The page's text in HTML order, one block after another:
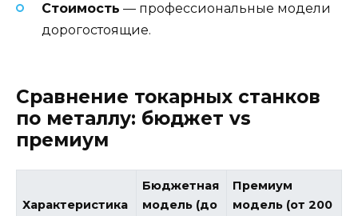
Стоимость — профессиональные модели
дорогостоящие.
Сравнение токарных станков
по металлу: бюджет vs
премиум
Характеристика
Бюджетная
модель (до
Премиум
модель (от 200